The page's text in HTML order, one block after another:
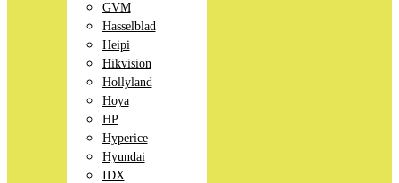
GVM
Hasselblad
Heipi
Hikvision
Hollyland
Hoya
HP
Hyperice
Hyundai
IDX